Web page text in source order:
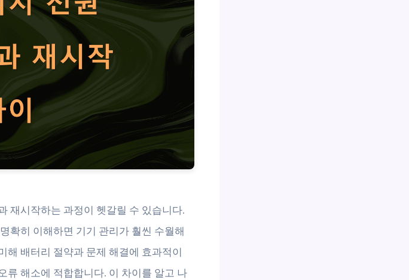
재시작하는 과정이 헷갈릴 수 있습니다.
확히 이해하면 기기 관리가 훨씬 수월해
해 배터리 절약과 문제 해결에 효과적이
류 해소에 적합합니다. 이 차이를 알고 나